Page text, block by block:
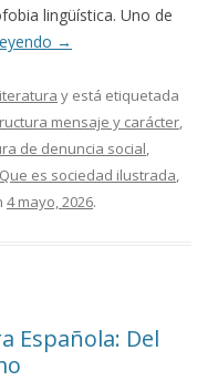
lingüística. Uno de
→
y está etiquetada
mensaje y carácter,
de denuncia social,
Que es sociedad ilustrada,
4 mayo, 2026.
Española: Del